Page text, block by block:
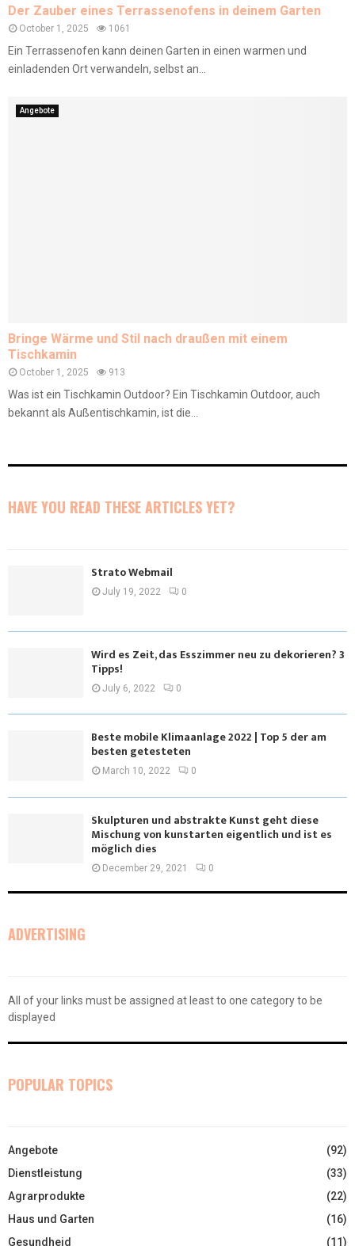
Der Zauber eines Terrassenofens in deinem Garten
October 1, 2025 1061
Ein Terrassenofen kann deinen Garten in einen warmen und
einladenden Ort verwandeln, selbst an...
Angebote
Bringe Wärme und Stil nach draußen mit einem
Tischkamin
October 1, 2025 913
Was ist ein Tischkamin Outdoor? Ein Tischkamin Outdoor, auch
bekannt als Außentischkamin, ist die...
HAVE YOU READ THESE ARTICLES YET?
Strato Webmail
July 19, 2022 0
Wird es Zeit, das Esszimmer neu zu dekorieren? 3
Tipps!
July 6, 2022 0
Beste mobile Klimaanlage 2022 | Top 5 der am
besten getesteten
March 10, 2022 0
Skulpturen und abstrakte Kunst geht diese
Mischung von kunstarten eigentlich und ist es
möglich dies
December 29, 2021 0
ADVERTISING
All of your links must be assigned at least to one category to be
displayed
POPULAR TOPICS
Angebote
(92)
Dienstleistung
(33)
Agrarprodukte
(22)
Haus und Garten
(16)
Gesundheid
(11)